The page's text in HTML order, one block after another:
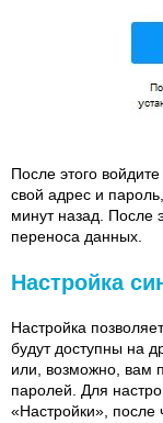
После этого
свой адрес и
минут назад. После
переноса данных.
Настройка
Настройка
будут доступны на
или, возможно, вам
паролей. Для
«Настройки», после